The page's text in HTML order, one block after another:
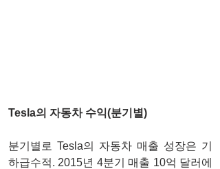
Tesla의 자동차 수익(분기별)
분기별로 Tesla의 자동차 매출 성장은 기
하급수적. 2015년 4분기 매출 10억 달러에